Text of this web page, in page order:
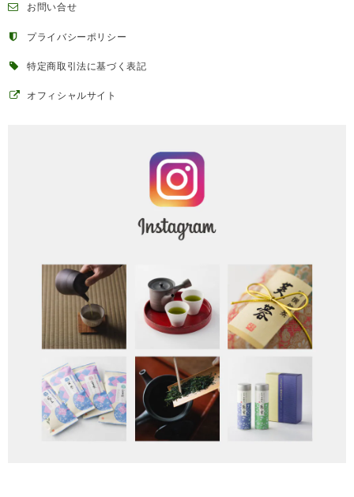
お問い合せ
プライバシーポリシー
特定商取引法に基づく表記
オフィシャルサイト